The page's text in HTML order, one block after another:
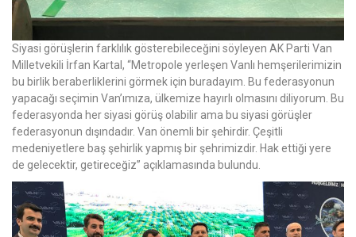
Siyasi görüşlerin farklılık gösterebileceğini söyleyen AK Parti Van
Milletvekili İrfan Kartal, “Metropole yerleşen Vanlı hemşerilerimizin
bu birlik beraberliklerini görmek için buradayım. Bu federasyonun
yapacağı seçimin Van’ımıza, ülkemize hayırlı olmasını diliyorum. Bu
federasyonda her siyasi görüş olabilir ama bu siyasi görüşler
federasyonun dışındadır. Van önemli bir şehirdir. Çeşitli
medeniyetlere baş şehirlik yapmış bir şehrimizdir. Hak ettiği yere
de gelecektir, getireceğiz” açıklamasında bulundu.